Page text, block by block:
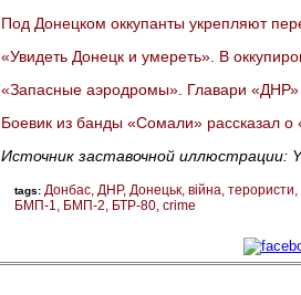
Под Донецком оккупанты укрепляют
«Увидеть Донецк и умереть». В
«Запасные аэродромы». Главари «ДНР»
Боевик из банды «Сомали» рассказал о
Источник заставочной иллюстрации:
tags: Донбас ДНР Донецьк війна терористи
БМП-1
БМП-2 БТР-80 crime